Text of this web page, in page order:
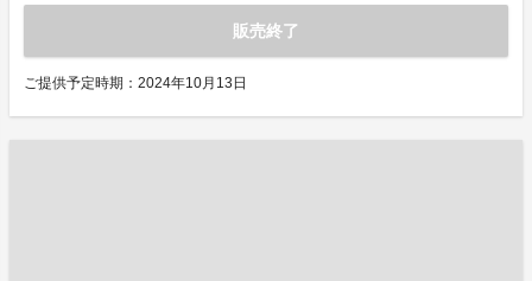
販売終了
ご提供予定時期：2024年10月13日